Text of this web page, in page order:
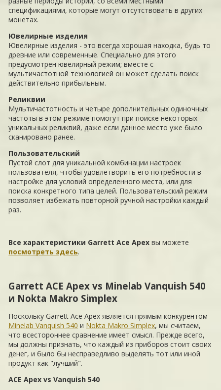
спецификациями, которые могут отсутствовать в других
монетах.
Ювелирные изделия
Ювелирные изделия - это всегда хорошая находка, будь то
древние или современные. Специально для этого
предусмотрен ювелирный режим; вместе с
мультичастотной технологией он может сделать поиск
действительно прибыльным.
Реликвии
Мультичастотность и четыре дополнительных одиночных
частоты в этом режиме помогут при поиске некоторых
уникальных реликвий, даже если данное место уже было
сканировано ранее.
Пользовательский
Пустой слот для уникальной комбинации настроек
пользователя, чтобы удовлетворить его потребности в
настройке для условий определенного места, или для
поиска конкретного типа целей. Пользовательский режим
позволяет избежать повторной ручной настройки каждый
раз.
Все характеристики Garrett Ace Apex вы можете
посмотреть здесь.
Garrett ACE Apex vs Minelab Vanquish 540
и Nokta Makro Simplex
Поскольку Garrett Ace Apex является прямым конкурентом
Minelab Vanquish 540 и Nokta Makro Simplex, мы считаем,
что всестороннее сравнение имеет смысл. Прежде всего,
мы должны признать, что каждый из приборов стоит своих
денег, и было бы несправедливо выделять тот или иной
продукт как "лучший".
ACE Apex vs Vanquish 540